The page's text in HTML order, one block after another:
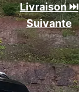
Livraison ⏭️
Suivante️